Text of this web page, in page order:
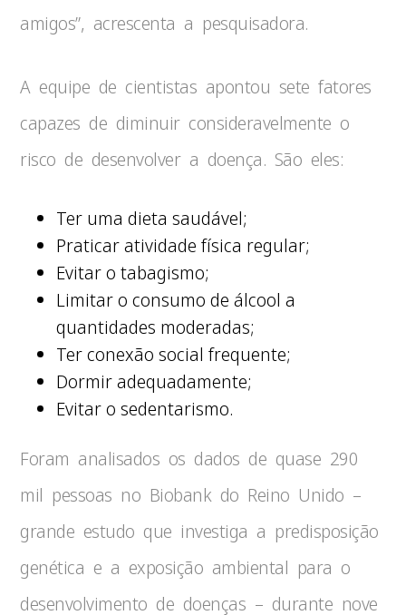
amigos”, acrescenta a pesquisadora.
A equipe de cientistas apontou sete fatores
capazes de diminuir consideravelmente o
risco de desenvolver a doença. São eles:
Ter uma dieta saudável;
Praticar atividade física regular;
Evitar o tabagismo;
Limitar o consumo de álcool a
quantidades moderadas;
Ter conexão social frequente;
Dormir adequadamente;
Evitar o sedentarismo.
Foram analisados os dados de quase 290
mil pessoas no Biobank do Reino Unido –
grande estudo que investiga a predisposição
genética e a exposição ambiental para o
desenvolvimento de doenças – durante nove